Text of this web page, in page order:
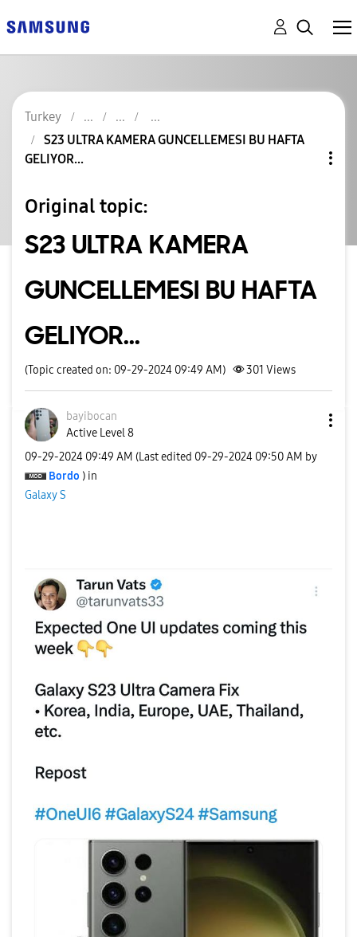
Turkey
S23 ULTRA KAMERA GUNCELLEMESI BU HAFTA
GELIYOR...
Original topic:
S23 ULTRA KAMERA
GUNCELLEMESI BU HAFTA
GELIYOR...
(Topic created on: 09-29-2024 09:49 AM) 301 Views
bayibocan
Active Level 8
‎09-29-2024 09:49 AM (Last edited ‎09-29-2024 09:50 AM by
Bordo ) in
Galaxy S